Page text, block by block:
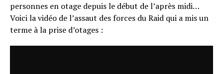
personnes en otage depuis le début de l’après midi…
Voici la vidéo de l’assaut des forces du Raid qui a mis un
terme à la prise d’otages :